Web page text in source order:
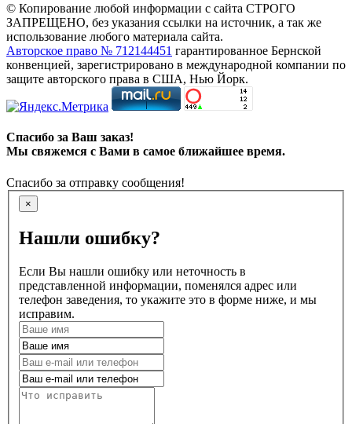
© Копирование любой информации с сайта СТРОГО
ЗАПРЕЩЕНО, без указания ссылки на источник, а так же
использование любого материала сайта.
Авторское право № 712144451 гарантированное Бернской
конвенцией, зарегистрировано в международной компании по
защите авторского права в США, Нью Йорк.
Спасибо за Ваш заказ!
Мы свяжемся с Вами в самое ближайшее время.
Спасибо за отправку сообщения!
×
Нашли ошибку?
Если Вы нашли ошибку или неточность в
представленной информации, поменялся адрес или
телефон заведения, то укажите это в форме ниже, и мы
исправим.